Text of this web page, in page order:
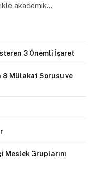
akademik…
3 Önemli İşaret
8 Mülakat Sorusu ve
Meslek Gruplarını